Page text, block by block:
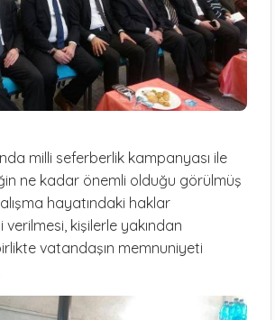
milli seferberlik kampanyası ile
ne kadar önemli olduğu görülmüş
hayatındaki haklar
kişilerle yakından
vatandaşın memnuniyeti